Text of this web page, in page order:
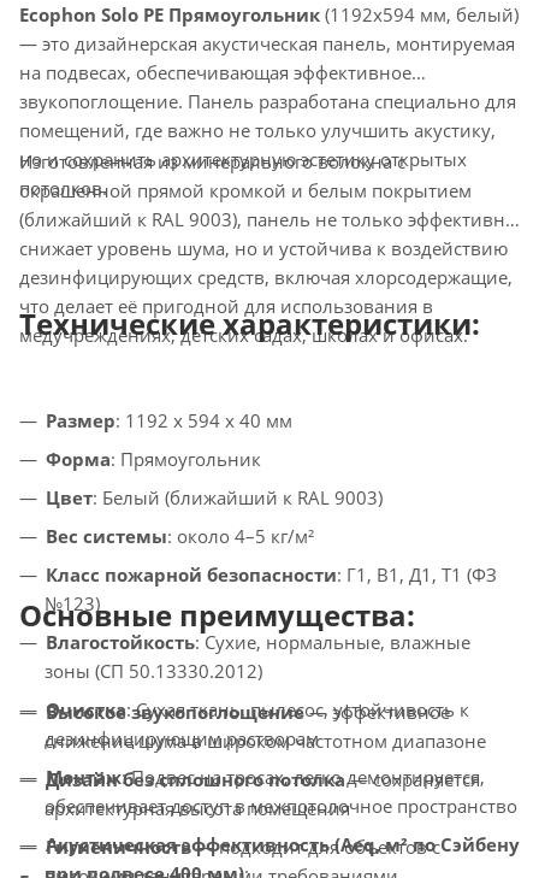
Ecophon Solo PE Прямоугольник (1192x594 мм, белый)
— это дизайнерская акустическая панель, монтируемая
на подвесах, обеспечивающая эффективное
звукопоглощение. Панель разработана специально для
помещений, где важно не только улучшить акустику,
но и сохранить архитектурную эстетику открытых
потолков.
Изготовленная из минерального волокна с
окрашенной прямой кромкой и белым покрытием
(ближайший к RAL 9003), панель не только эффективно
снижает уровень шума, но и устойчива к воздействию
дезинфицирующих средств, включая хлорсодержащие,
что делает её пригодной для использования в
медучреждениях, детских садах, школах и офисах.
Технические характеристики:
Размер: 1192 x 594 x 40 мм
Форма: Прямоугольник
Цвет: Белый (ближайший к RAL 9003)
Вес системы: около 4–5 кг/м²
Класс пожарной безопасности: Г1, В1, Д1, Т1 (ФЗ
№123)
Влагостойкость: Сухие, нормальные, влажные
зоны (СП 50.13330.2012)
Очистка: Сухая ткань, пылесос, устойчивость к
дезинфицирующим растворам
Монтаж: Подвес на тросах, легко демонтируется,
обеспечивает доступ в межпотолочное пространство
Акустическая эффективность (Aeq, м² по Сэйбену
при подвесе 400 мм):
Основные преимущества:
Высокое звукопоглощение— эффективное
снижение шума в широком частотном диапазоне
Дизайн без сплошного потолка— сохраняется
архитектурная высота помещения
Гигиеничность— подходит для объектов с